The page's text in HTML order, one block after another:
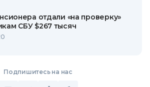
отдали «на проверку»
СБУ $267 тысяч
Подпишитесь на нас